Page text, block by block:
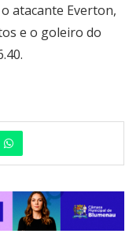
atacante Everton,
e o goleiro do